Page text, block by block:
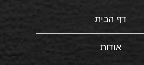
דף הבית
אודות